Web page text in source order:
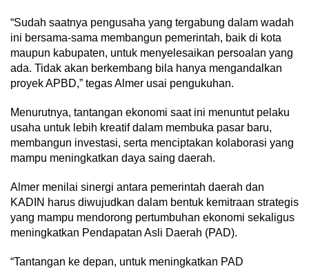
“Sudah saatnya pengusaha yang tergabung dalam wadah
ini bersama-sama membangun pemerintah, baik di kota
maupun kabupaten, untuk menyelesaikan persoalan yang
ada. Tidak akan berkembang bila hanya mengandalkan
proyek APBD,” tegas Almer usai pengukuhan.
Menurutnya, tantangan ekonomi saat ini menuntut pelaku
usaha untuk lebih kreatif dalam membuka pasar baru,
membangun investasi, serta menciptakan kolaborasi yang
mampu meningkatkan daya saing daerah.
Almer menilai sinergi antara pemerintah daerah dan
KADIN harus diwujudkan dalam bentuk kemitraan strategis
yang mampu mendorong pertumbuhan ekonomi sekaligus
meningkatkan Pendapatan Asli Daerah (PAD).
“Tantangan ke depan, untuk meningkatkan PAD